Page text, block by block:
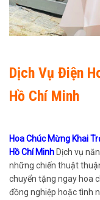
Dịch Vụ Điện
Hồ Chí Minh
Hoa Chúc Mừng Khai
Hồ Chí Minh Dịch vụ
những chiến thuật
chuyển tặng ngay hoa
đồng nghiệp hoặc tình